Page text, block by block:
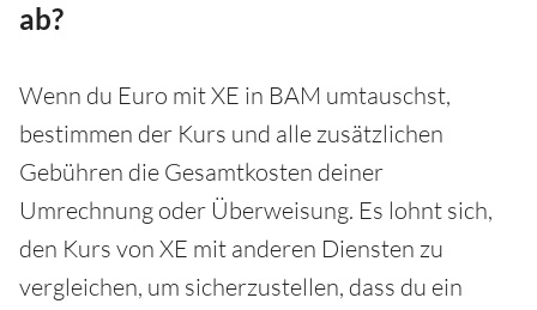
ab?
Wenn du Euro mit XE in BAM umtauschst,
bestimmen der Kurs und alle zusätzlichen
Gebühren die Gesamtkosten deiner
Umrechnung oder Überweisung. Es lohnt sich,
den Kurs von XE mit anderen Diensten zu
vergleichen, um sicherzustellen, dass du ein